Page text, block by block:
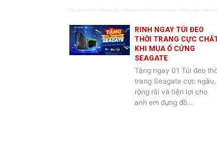
RINH NGAY TÚI ĐEO
KHI MUA Ổ CỨNG
SEAGATE
Tặng ngay 01 Túi đeo thời
trang Seagate cực ngầu,
rộng rãi và tiện lợi cho
anh em đựng đồ…